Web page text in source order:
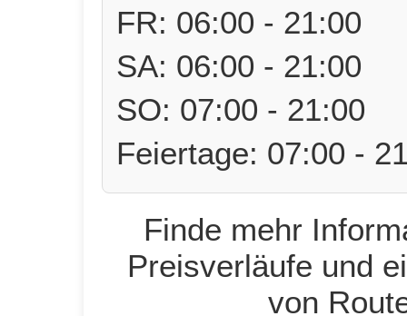
FR: 06:00 - 21:00
SA: 06:00 - 21:00
SO: 07:00 - 21:00
Feiertage: 07:00 -
Finde mehr
Preisverläufe und
von